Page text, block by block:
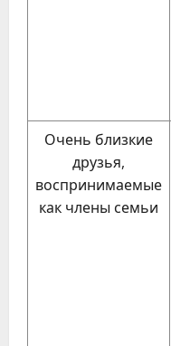
Очень близкие
друзья,
воспринимаемые
как члены семьи